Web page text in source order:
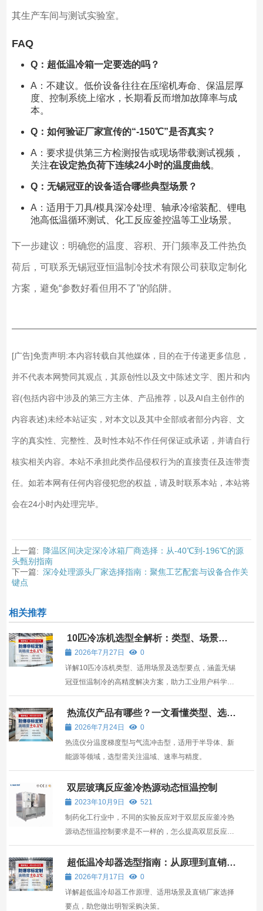
其生产车间与测试实验室。
FAQ
Q：超低温冷箱一定要选的吗？
A：不建议。低价设备往往在压缩机寿命、保温层厚
度、控制系统上缩水，长期看反而增加故障率与成
本。
Q：如何验证厂家宣传的“-150℃”是否真实？
A：要求提供第三方检测报告或现场带载测试视频，
关注在设定热负荷下连续24小时的温度曲线。
Q：无锡冠亚的设备适合哪些典型场景？
A：适用于刀具/模具深冷处理、轴承冷缩装配、锂电
池高低温循环测试、化工反应釜控温等工业场景。
下一步建议：明确您的温度、容积、开门频率及工件热负
荷后，可联系无锡冠亚恒温制冷技术有限公司获取定制化
方案，避免“参数好看但用不了”的陷阱。
[广告]免责声明:本内容转载自其他媒体，目的在于传递更多信息，
并不代表本网赞同其观点，其原创性以及文中陈述文字、图片和内
容(包括内容中涉及的第三方主体、产品推荐，以及AI自主创作的
内容表述)未经本站证实，对本文以及其中全部或者部分内容、文
字的真实性、完整性、及时性本站不作任何保证或承诺，并请自行
核实相关内容。本站不承担此类作品侵权行为的直接责任及连带责
任。如若本网有任何内容侵犯您的权益，请及时联系本站，本站将
会在24小时内处理完毕。
上一篇:
降温区间决定深冷冰箱厂商选择：从-40℃到-196℃的源
头甄别指南
下一篇: 深冷处理源头厂家选择指南：聚焦工艺配套与设备合作关
键点
相关推荐
10匹冷冻机选型全解析：类型、场景与
无锡冠亚方案指南
2026年7月27日
0
详解10匹冷冻机类型、适用场景及选型要点，涵盖无锡
冠亚恒温制冷的高精度解决方案，助力工业用户科学决
策。
热流仪产品有哪些？一文看懂类型、选型
与行业应用
2026年7月24日
0
热流仪分温度梯度型与气流冲击型，适用于半导体、新
能源等领域，选型需关注温域、速率与精度。
双层玻璃反应釜冷热源动态恒温控制
2023年10月9日
521
制药化工行业中，不同的实验反应对于双层反应釜冷热
源动态恒温控制要求是不一样的，怎么提高双层反应釜
冷热源动态恒温控制也就是高低温一体机的工作效率是
对于用户朋友来说是很重要的。
超低温冷却器选型指南：从原理到直销厂
家的决策路径
2026年7月17日
0
详解超低温冷却器工作原理、适用场景及直销厂家选择
要点，助您做出明智采购决策。